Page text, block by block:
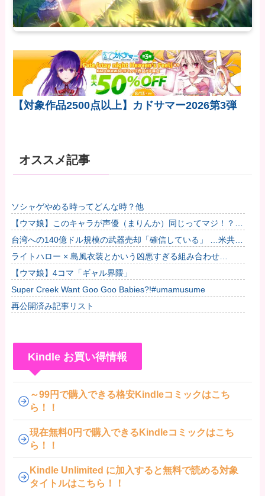
【対象作品2500点以上】カドサマー2026第3弾
オススメ記事
ソシャゲやめる時ってどんな時？他
【ウマ娘】このキャラが声優（まりんか）同じってマジ！？
←「スズカさんみたいな演技の方がレアだと聞いて驚いたよ」
他
台湾への140億ドル規模の武器売却「確信している」 …米共和
党重鎮、マコール議員が表明！
ライトハロー × 島風衣装とかいう凶悪すぎる組み合わせ
www「大変なことに…」
【ウマ娘】4コマ「ギャル界隈」
Super Creek Want Goo Goo Babies?!#umamusume
再公開済み記事リスト
Kindle お買い得情報
～99円で購入できる格安Kindleコミックはこち
ら！！
現在無料0円で購入できるKindleコミックはこち
ら！！
Kindle Unlimited に加入すると無料で読める対象
タイトルはこちら！！